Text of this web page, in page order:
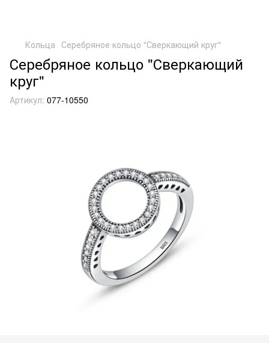
Кольца Серебряное кольцо "Сверкающий круг"
Серебряное кольцо "Сверкающий
круг"
Артикул: 077-10550